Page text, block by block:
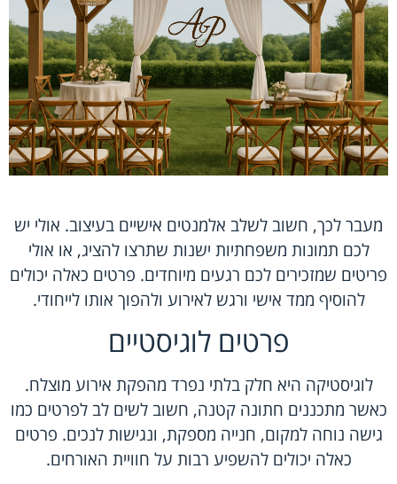
מעבר לכך, חשוב לשלב אלמנטים אישיים בעיצוב. אולי יש
לכם תמונות משפחתיות ישנות שתרצו להציג, או אולי
פריטים שמזכירים לכם רגעים מיוחדים. פרטים כאלה יכולים
להוסיף ממד אישי ורגש לאירוע ולהפוך אותו לייחודי.
פרטים לוגיסטיים
לוגיסטיקה היא חלק בלתי נפרד מהפקת אירוע מוצלח.
כאשר מתכננים חתונה קטנה, חשוב לשים לב לפרטים כמו
גישה נוחה למקום, חנייה מספקת, ונגישות לנכים. פרטים
כאלה יכולים להשפיע רבות על חוויית האורחים.